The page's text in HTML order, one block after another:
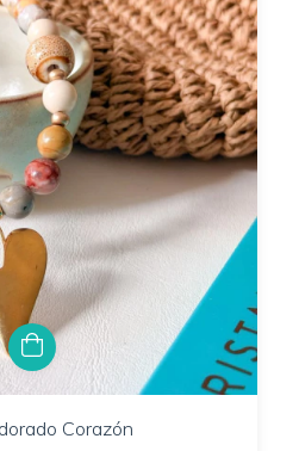
Corazón